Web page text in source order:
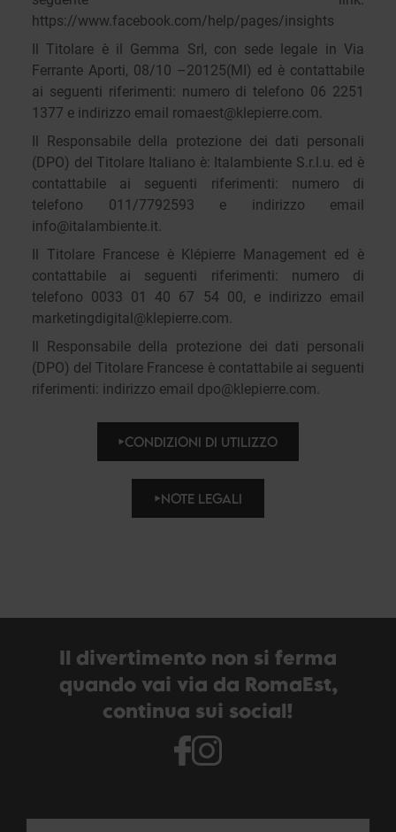
https://www.facebook.com/help/pages/insights
Il Titolare è il Gemma Srl, con sede legale in Via
Ferrante Aporti, 08/10 –20125(MI) ed è contattabile
ai seguenti riferimenti: numero di telefono 06 2251
1377 e indirizzo email romaest@klepierre.com.
Il Responsabile della protezione dei dati personali
(DPO) del Titolare Italiano è: Italambiente S.r.l.u. ed è
contattabile ai seguenti riferimenti: numero di
telefono 011/7792593 e indirizzo email
info@italambiente.it.
Il Titolare Francese è Klépierre Management ed è
contattabile ai seguenti riferimenti: numero di
telefono 0033 01 40 67 54 00, e indirizzo email
marketingdigital@klepierre.com.
Il Responsabile della protezione dei dati personali
(DPO) del Titolare Francese è contattabile ai seguenti
riferimenti: indirizzo email dpo@klepierre.com.
CONDIZIONI DI UTILIZZO
NOTE LEGALI
Il divertimento non si ferma
quando vai via da RomaEst,
continua sui social!